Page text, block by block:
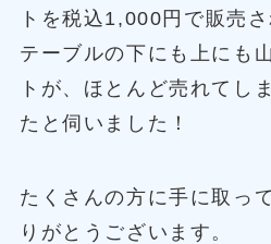
トを税込1,000円で販売さ
テーブルの下にも上にも
トが、ほとんど売れてし
たと伺いました！
たくさんの方に手に取っ
りがとうございます。